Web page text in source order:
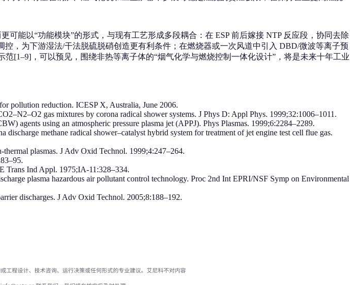
能以“功能模块”的形式，与现有工艺形成多段耦合：在 ESP 前后嫁接 NTP 反应段，协同去除
，为下游湿法/干法脱硫脱硝创造更有利条件；在燃烧器或一次风道中引入 DBD/微波等离子预
[1–9]，可以预见，围绕非热等离子体的“烟气化学与燃烧控制一体化设计”，将是未来十年工业
pollution reduction. ICESP X, Australia, June 2006.
gas mixtures by corona radical shower systems. J Phys D: Appl Phys. 1999;32:1006–1011.
agents using an atmospheric pressure plasma jet (APPJ). Phys Plasmas. 1999;6:2284–2289.
methane radical shower–catalyst hybrid system for treatment of jet engine test cell flue gas.
plasmas. J Adv Oxid Technol. 1999;4:247–264.
Trans Ind Appl. 1975;IA-11:328–334.
plasma hazardous air pollutant control technology. Proc 2nd Int EPRI/NSF Symp on Environmental
discharges. J Adv Oxid Technol. 2005;8:188–192.